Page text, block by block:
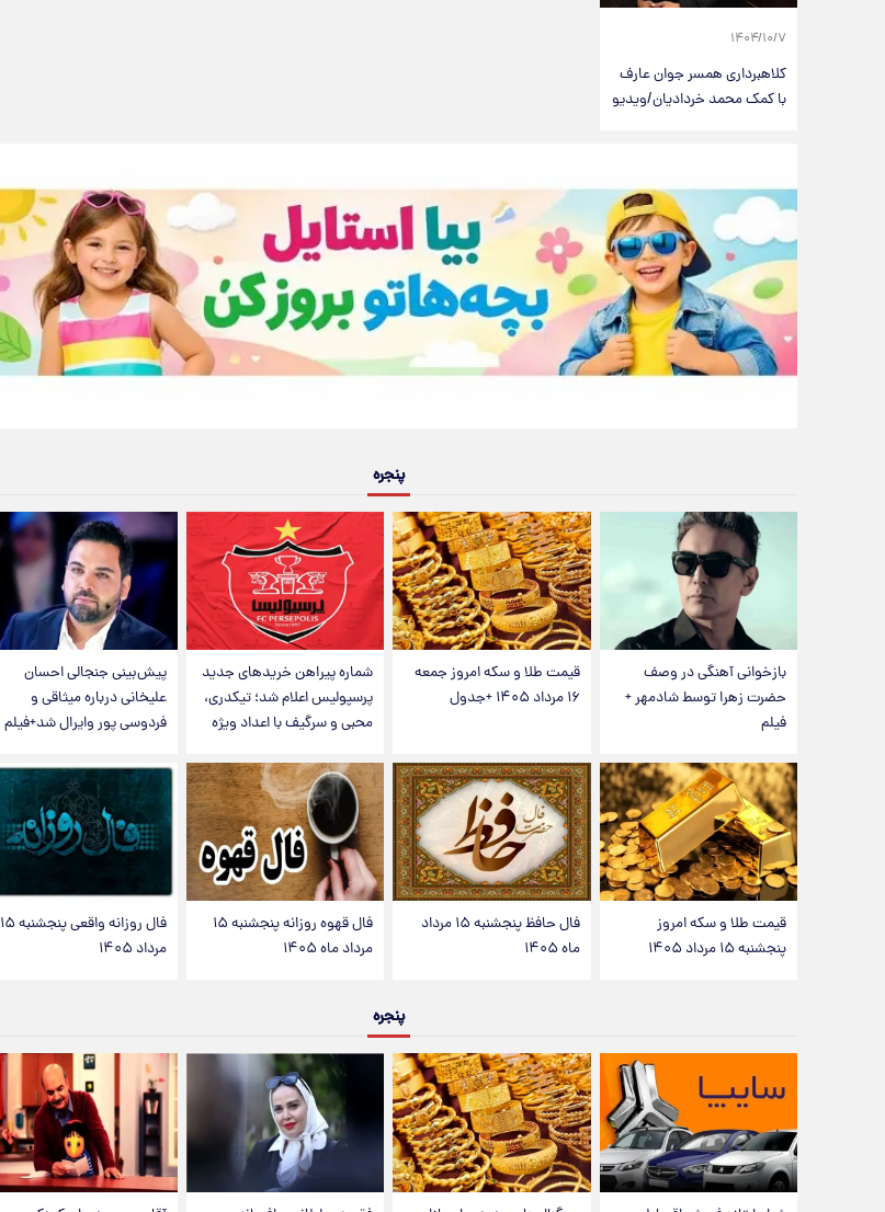
۱۴۰۴/۱۰/۷
کلاهبرداری همسر جوان عارف
با کمک محمد خردادیان/ویدیو
پنجره
بازخوانی آهنگی در وصف
حضرت زهرا توسط شادمهر +
فیلم
قیمت طلا و سکه امروز جمعه
۱۶ مرداد ۱۴۰۵ +جدول
شماره پیراهن خریدهای جدید
پرسپولیس اعلام شد؛ تیکدری،
محبی و سرگیف با اعداد ویژه
پیش‌بینی جنجالی احسان
علیخانی درباره میثاقی و
فردوسی پور وایرال شد+فیلم
قیمت طلا و سکه امروز
پنجشنبه ۱۵ مرداد ۱۴۰۵
فال حافظ پنجشنبه ۱۵ مرداد
ماه ۱۴۰۵
فال قهوه روزانه پنجشنبه ۱۵
مرداد ماه ۱۴۰۵
فال روزانه واقعی پنجشنبه ۱۵
مرداد ۱۴۰۵
پنجره